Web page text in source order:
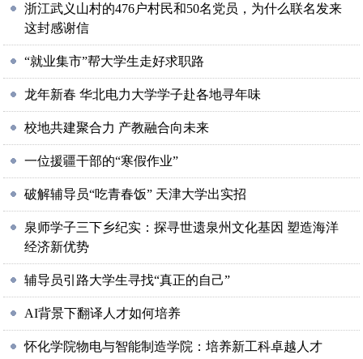
浙江武义山村的476户村民和50名党员，为什么联名发来
这封感谢信
“就业集市”帮大学生走好求职路
龙年新春 华北电力大学学子赴各地寻年味
校地共建聚合力 产教融合向未来
一位援疆干部的“寒假作业”
破解辅导员“吃青春饭” 天津大学出实招
泉师学子三下乡纪实：探寻世遗泉州文化基因 塑造海洋
经济新优势
辅导员引路大学生寻找“真正的自己”
AI背景下翻译人才如何培养
怀化学院物电与智能制造学院：培养新工科卓越人才